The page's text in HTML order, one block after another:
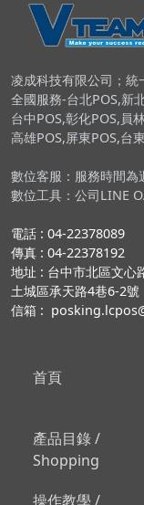
凌成科技有限公司；統
全國服務-台北POS,新
台中POS,彰化POS,員
高雄POS,屏東POS,台
數位客服：服務時間為
數位工具：公司LINE
電話 : 04-22378089
傳真 : 04-22378192
地址 : 台中市北區文心
土城區承天路4巷6-2號
信箱 :
首頁
產品目錄 /
Shopping
操作教學 /